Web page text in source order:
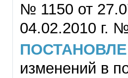
№ 1150 от
04.02.2010 г.
изменений в